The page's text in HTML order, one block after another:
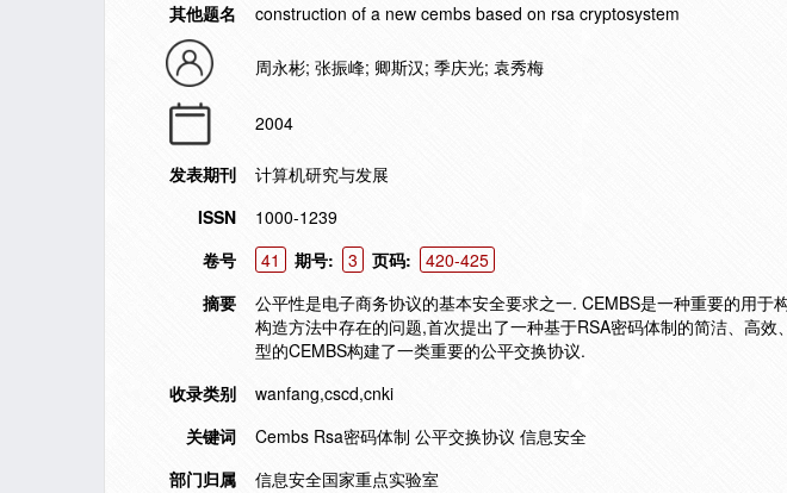
其他题名 construction of a new cembs based on rsa cryptosystem
周永彬; 张振峰; 卿斯汉; 季庆光; 袁秀梅
2004
发表期刊
计算机研究与发展
ISSN
1000-1239
卷号
41 期号: 3 页码:
420-425
摘要
公平性是电子商务协议的基本安全要求之一. CEMBS是一种重要的用于
构造方法中存在的问题,首次提出了一种基于RSA密码体制的简洁、高
型的CEMBS构建了一类重要的公平交换协议.
收录类别
wanfang,cscd,cnki
关键词
Cembs Rsa密码体制 公平交换协议 信息安全
部门归属
信息安全国家重点实验室